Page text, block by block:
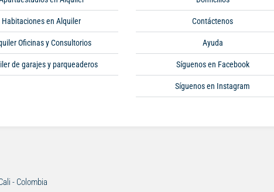
Habitaciones en Alquiler
Oficinas y Consultorios
de garajes y parqueaderos
Contáctenos
Ayuda
Síguenos en Facebook
Síguenos en Instagram
- Colombia